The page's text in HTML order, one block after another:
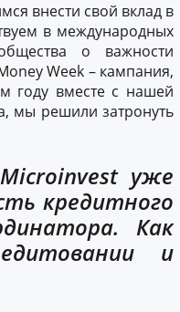
внести свой вклад в
в международных
о важности
Week – кампания,
году вместе с нашей
мы решили затронуть
уже
кредитного
Как
и